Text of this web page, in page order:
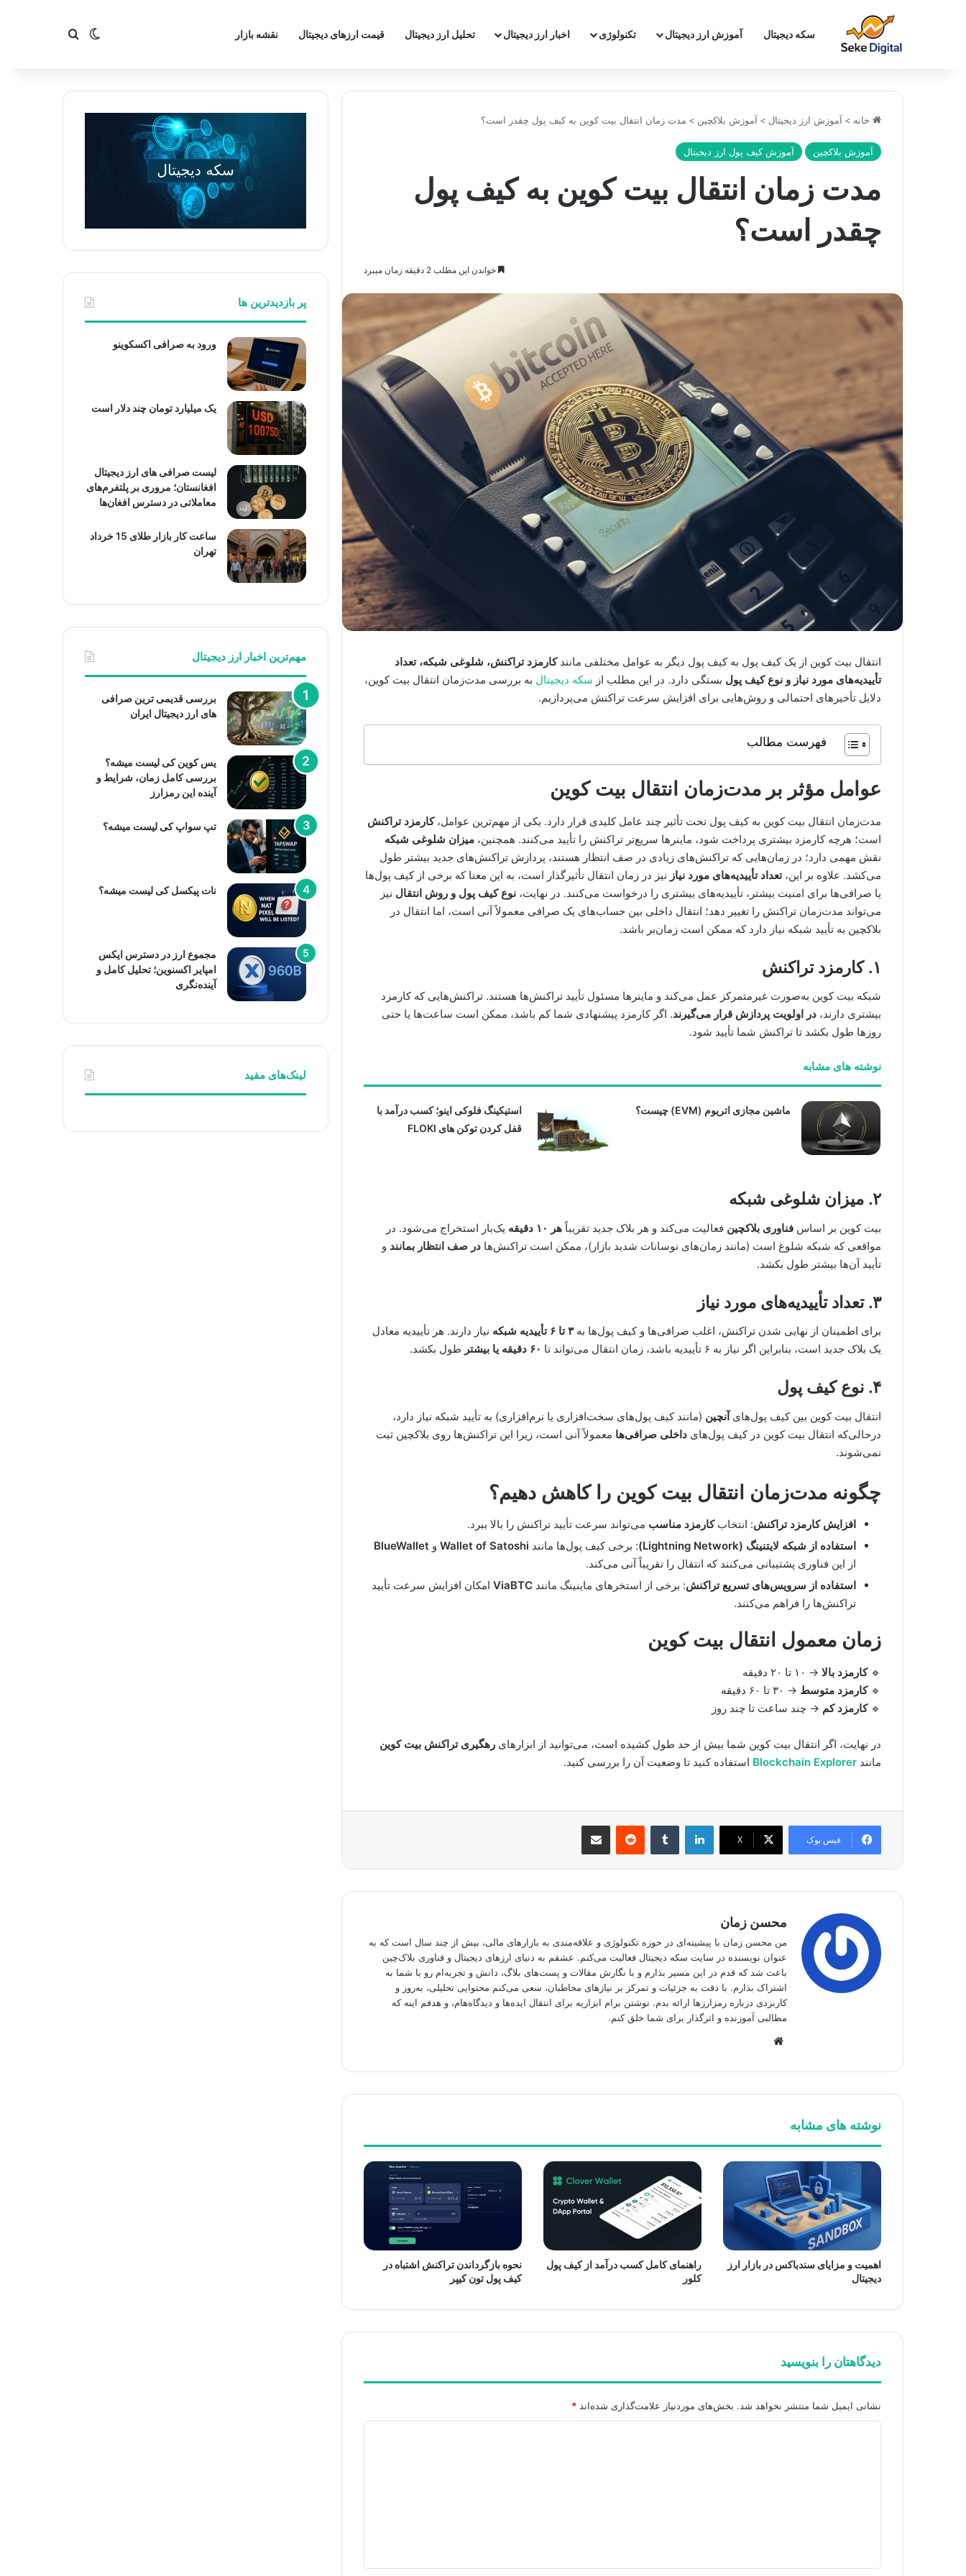
سکه دیجیتال آموزش ارز دیجیتال ‌تکنولوژی اخبار ارز دیجیتال تحلیل ارز دیجیتال قیمت ارزهای دیجیتال نقشه بازار تغییر پوسته
جستجو برای
خانه > آموزش ارز دیجیتال > آموزش بلاکچین > مدت زمان انتقال بیت کوین به کیف پول چقدر است؟
آموزش بلاکچین آموزش کیف پول ارز دیجیتال
مدت زمان انتقال بیت کوین به کیف پول
چقدر است؟
خواندن این مطلب 2 دقیقه زمان میبرد
انتقال بیت کوین از یک کیف پول به کیف پول دیگر به عوامل مختلفی مانندکارمزد تراکنش، شلوغی شبکه، تعداد
تأییدیه‌های مورد نیاز و نوع کیف پول بستگی دارد. در این مطلب از سکه دیجیتال به بررسی مدت‌زمان انتقال بیت کوین،
دلایل تأخیرهای احتمالی و روش‌هایی برای افزایش سرعت تراکنش می‌پردازیم.
فهرست مطالب
عوامل مؤثر بر مدت‌زمان انتقال بیت کوین
مدت‌زمان انتقال بیت کوین به کیف پول تحت تأثیر چند عامل کلیدی قرار دارد. یکی از مهم‌ترین عوامل،کارمزد تراکنش
است؛ هرچه کارمزد بیشتری پرداخت شود، ماینرها سریع‌تر تراکنش را تأیید می‌کنند. همچنین، میزان شلوغی شبکه
نقش مهمی دارد؛ در زمان‌هایی که تراکنش‌های زیادی در صف انتظار هستند، پردازش تراکنش‌های جدید بیشتر طول
می‌کشد. علاوه بر این،تعداد تأییدیه‌های مورد نیاز نیز در زمان انتقال تأثیرگذار است، به این معنا که برخی از کیف پول‌ها
یا صرافی‌ها برای امنیت بیشتر، تأییدیه‌های بیشتری را درخواست می‌کنند. در نهایت، نوع کیف پول و روش انتقال نیز
می‌تواند مدت‌زمان تراکنش را تغییر دهد؛ انتقال داخلی بین حساب‌های یک صرافی معمولاً آنی است، اما انتقال در
بلاکچین به تأیید شبکه نیاز دارد که ممکن است زمان‌بر باشد.
۱. کارمزد تراکنش
شبکه بیت کوین به‌صورت غیرمتمرکز عمل می‌کند و ماینرها مسئول تأیید تراکنش‌ها هستند. تراکنش‌هایی که کارمزد
بیشتری دارند، در اولویت پردازش قرار می‌گیرند. اگر کارمزد پیشنهادی شما کم باشد، ممکن است ساعت‌ها یا حتی
روزها طول بکشد تا تراکنش شما تأیید شود.
نوشته های مشابه
ماشین مجازی اتریوم (EVM) چیست؟
استیکینگ فلوکی اینو؛ کسب درآمد با
قفل کردن توکن های FLOKI
۲. میزان شلوغی شبکه
بیت کوین بر اساس فناوری بلاکچین فعالیت می‌کند و هر بلاک جدید تقریباًهر ۱۰ دقیقه
یک‌بار استخراج می‌شود. در
مواقعی که شبکه شلوغ است (مانند زمان‌های نوسانات شدید بازار)، ممکن است تراکنش‌ها در صف انتظار بمانند و
تأیید آن‌ها بیشتر طول بکشد.
۳. تعداد تأییدیه‌های مورد نیاز
برای اطمینان از نهایی شدن تراکنش، اغلب صرافی‌ها و کیف پول‌ها به۳ تا ۶ تأییدیه شبکه
نیاز دارند. هر تأییدیه معادل
یک بلاک جدید است، بنابراین اگر نیاز به ۶ تأییدیه باشد، زمان انتقال می‌تواند تا
۶۰ دقیقه یا بیشتر طول بکشد.
۴. نوع کیف پول
انتقال بیت کوین بین کیف پول‌هایآنچین (مانند کیف پول‌های سخت‌افزاری یا نرم‌افزاری) به تأیید شبکه نیاز دارد،
درحالی‌که انتقال بیت کوین در کیف پول‌های داخلی صرافی‌ها معمولاً آنی است، زیرا این تراکنش‌ها روی بلاکچین ثبت
نمی‌شوند.
چگونه مدت‌زمان انتقال بیت کوین را کاهش دهیم؟
افزایش کارمزد تراکنش: انتخابکارمزد مناسب می‌تواند سرعت تأیید تراکنش را بالا ببرد.
استفاده از شبکه لایتنینگ (Lightning Network)
: برخی کیف پول‌ها مانند Wallet of Satoshi و BlueWallet
از این فناوری پشتیبانی می‌کنند که انتقال را تقریباً آنی می‌کند.
استفاده از سرویس‌های تسریع تراکنش: برخی از استخرهای ماینینگ مانند ViaBTC امکان افزایش سرعت تأیید
تراکنش‌ها را فراهم می‌کنند.
زمان معمول انتقال بیت کوین
🔹کارمزد بالا → ۱۰ تا ۲۰ دقیقه
🔹کارمزد متوسط → ۳۰ تا ۶۰ دقیقه
🔹کارمزد کم → چند ساعت تا چند روز
در نهایت، اگر انتقال بیت کوین شما بیش از حد طول کشیده است، می‌توانید از ابزارهای رهگیری تراکنش بیت کوین
مانند Blockchain Explorer استفاده کنید تا وضعیت آن را بررسی کنید.
فیس بوک X
لینکدین ‫تامبلر ‫رددیت اشتراک گذاری از طریق ایمیل
محسن زمان
من محسن زمان با پیشینه‌ای در حوزه تکنولوژی و علاقه‌مندی به بازارهای مالی، بیش از چند سال است که به
عنوان نویسنده در سایت سکه دیجیتال فعالیت می‌کنم. عشقم به دنیای ارزهای دیجیتال و فناوری بلاک‌چین
باعث شد که قدم در این مسیر بذارم و با نگارش مقالات و پست‌های بلاگ، دانش و تجربه‌ام رو با شما به
اشتراک بذارم. با دقت به جزئیات و تمرکز بر نیازهای مخاطبان، سعی می‌کنم محتوایی تحلیلی، به‌روز و
کاربردی درباره رمزارزها ارائه بدم. نوشتن برام ابزاریه برای انتقال ایده‌ها و دیدگاه‌هام، و هدفم اینه که
مطالبی آموزنده و اثرگذار برای شما خلق کنم.
نوشته های مشابه
اهمیت و مزایای سندباکس در بازار ارز
دیجیتال
راهنمای کامل کسب درآمد از کیف پول
کلور
نحوه بازگرداندن تراکنش اشتباه در
کیف پول تون کیپر
دیدگاهتان را بنویسید
نشانی ایمیل شما منتشر نخواهد شد. بخش‌های موردنیاز علامت‌گذاری شده‌اند *
پر بازدیدترین ها
ورود به صرافی اکسکوینو
یک میلیارد تومان چند دلار است
لیست صرافی های ارز دیجیتال
افغانستان؛ مروری بر پلتفرم‌های
معاملاتی در دسترس افغان‌ها
ساعت کار بازار طلای 15 خرداد
تهران
مهم‌ترین اخبار ارز دیجیتال
بررسی قدیمی ترین صرافی
های ارز دیجیتال ایران
یس کوین کی لیست میشه؟
بررسی کامل زمان، شرایط و
آینده این رمزارز
تپ سواپ کی لیست میشه؟
نات پیکسل کی لیست میشه؟
مجموع ارز در دسترس ایکس
امپایر اکسنوین؛ تحلیل کامل و
آینده‌نگری
لینک‌های مفید